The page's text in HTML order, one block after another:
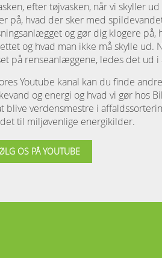
efter tøjvasken, når vi skyller
på, hvad der sker med
og gør dig klogere på,
og hvad man ikke må skylle ud.
på renseanlæggene, ledes det ud i
Youtube kanal kan du finde
og energi og hvad vi gør hos
blive verdensmestre i
til miljøvenlige energikilder.
OS PÅ YOUTUBE